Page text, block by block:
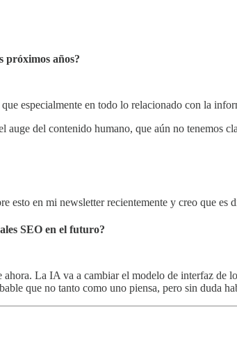
próximos años?
especialmente en todo lo relacionado con la
del contenido humano, que aún no tenemos
esto en mi newsletter recientemente y creo que
SEO en el futuro?
La IA va a cambiar el modelo de interfaz de
que no tanto como uno piensa, pero sin duda